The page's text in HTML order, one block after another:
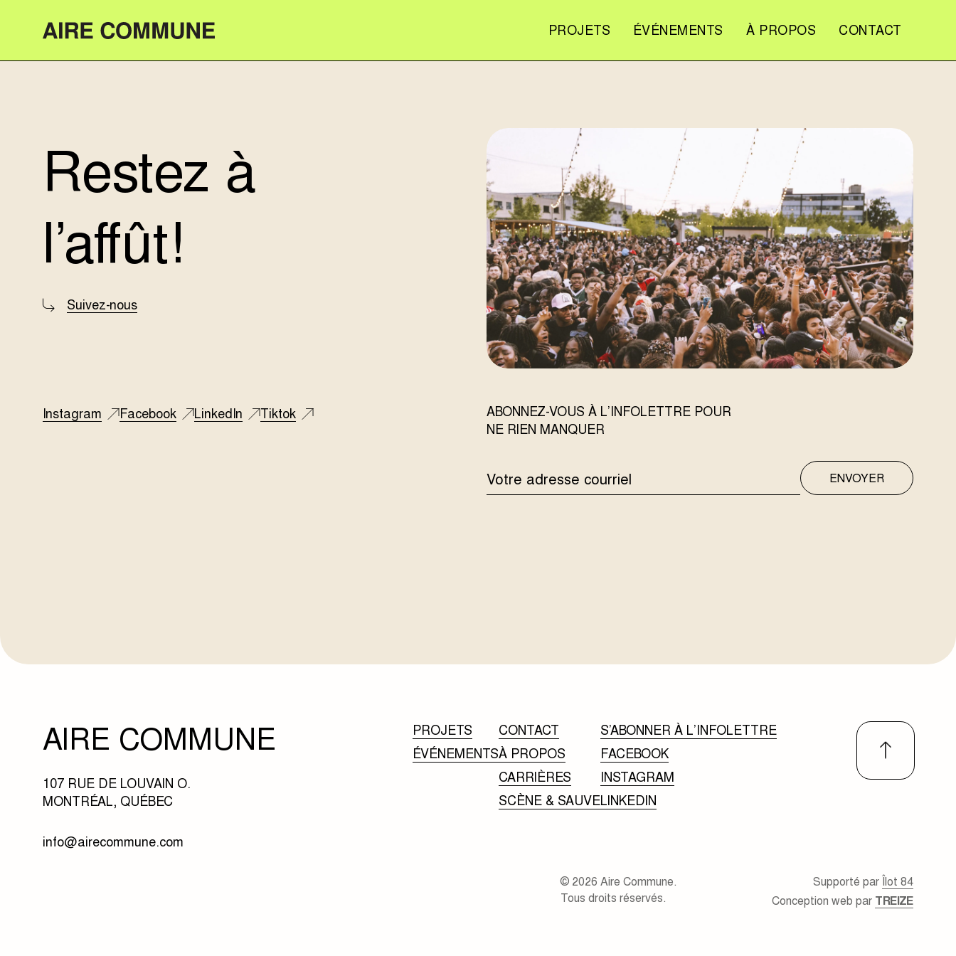
Aire Commune PROJETS ÉVÉNEMENTS À PROPOS CONTACT
Restez à
l’affût!
Suivez-nous
Instagram Facebook LinkedIn Tiktok
ABONNEZ-VOUS À L’INFOLETTRE POUR
NE RIEN MANQUER
ADRESSE
COURRIEL
ENVOYER
AIRE COMMUNE
107 RUE DE LOUVAIN O.
MONTRÉAL, QUÉBEC
info@airecommune.com
PROJETS
ÉVÉNEMENTS
CONTACT
À PROPOS
CARRIÈRES
SCÈNE & SAUVE
S’ABONNER À L’INFOLETTRE
FACEBOOK
INSTAGRAM
LINKEDIN
© 2026 Aire Commune.
Tous droits réservés.
Supporté parÎlot 84
Conception web par TREIZE